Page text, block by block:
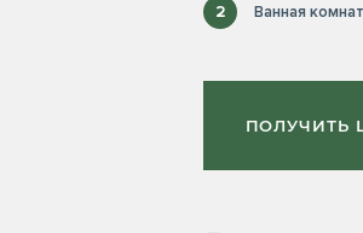
2 Ванная
ПОЛУЧИТЬ